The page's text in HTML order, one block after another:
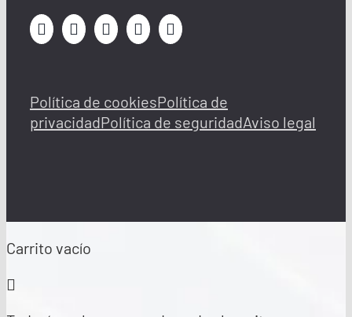
Política de cookiesPolítica de
privacidadPolítica de seguridadAviso legal
Carrito vacío